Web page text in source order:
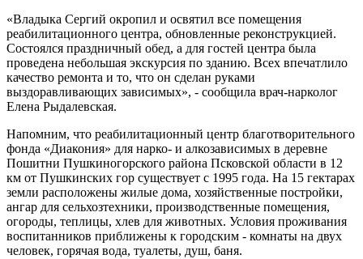
«Владыка Сергий окропил и освятил все помещения
реабилитационного центра, обновленные реконструкцией.
Состоялся праздничный обед, а для гостей центра была
проведена небольшая экскурсия по зданию. Всех впечатлило
качество ремонта и то, что он сделан руками
выздоравливающих зависимых», - сообщила врач-нарколог
Елена Рыдалевская.
Напомним, что реабилитационный центр благотворительного
фонда «Диакония» для нарко- и алкозависимых в деревне
Пошитни Пушкиногорского района Псковской области в 12
км от Пушкинских гор существует с 1995 года. На 15 гектарах
земли расположены жилые дома, хозяйственные постройки,
ангар для сельхозтехники, производственные помещения,
огороды, теплицы, хлев для животных. Условия проживания
воспитанников приближены к городским - комнаты на двух
человек, горячая вода, туалеты, душ, баня.